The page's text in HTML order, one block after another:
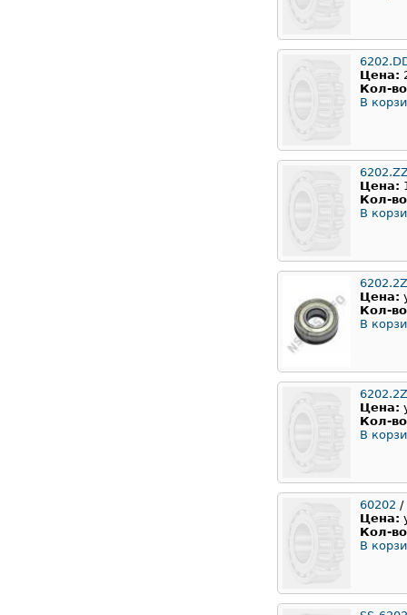
Цена:
Кол-
В
Цена:
Кол-
В
Цена:
Кол-
В
6202.2Z
Цена:
Кол-
В
60202 /
Цена:
Кол-
В